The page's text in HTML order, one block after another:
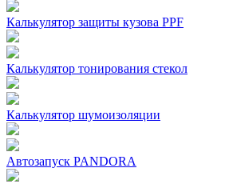
Калькулятор защиты кузова PPF
Калькулятор тонирования стекол
Калькулятор шумоизоляции
Автозапуск PANDORA